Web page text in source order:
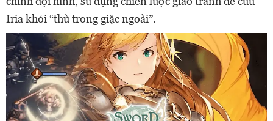
Iria khỏi “thù trong giặc ngoài”.